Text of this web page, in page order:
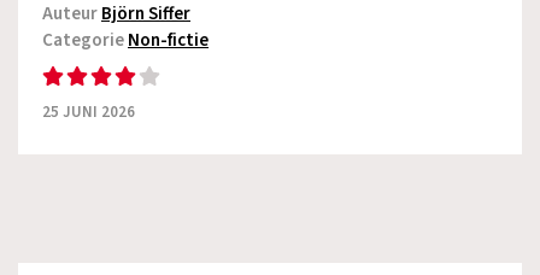
AuteurBjörn Siffer
CategorieNon-fictie
25 JUNI 2026